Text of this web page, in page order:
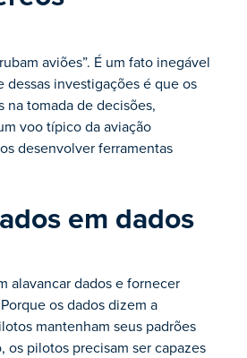
aviões”. É um fato inegável
investigações é que os
tomada de decisões,
voo típico da aviação
desenvolver ferramentas
em dados
alavancar dados e fornecer
os dados dizem a
mantenham seus padrões
pilotos precisam ser capazes